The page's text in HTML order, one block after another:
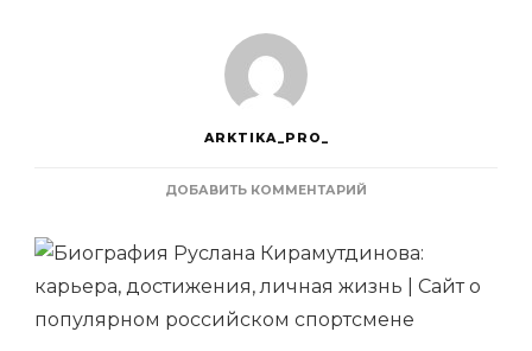
ARKTIKA_PRO_
ДОБАВИТЬ КОММЕНТАРИЙ
РУСЛАНА
КИРАМУТДИНОВА
—
КАРЬЕРА,